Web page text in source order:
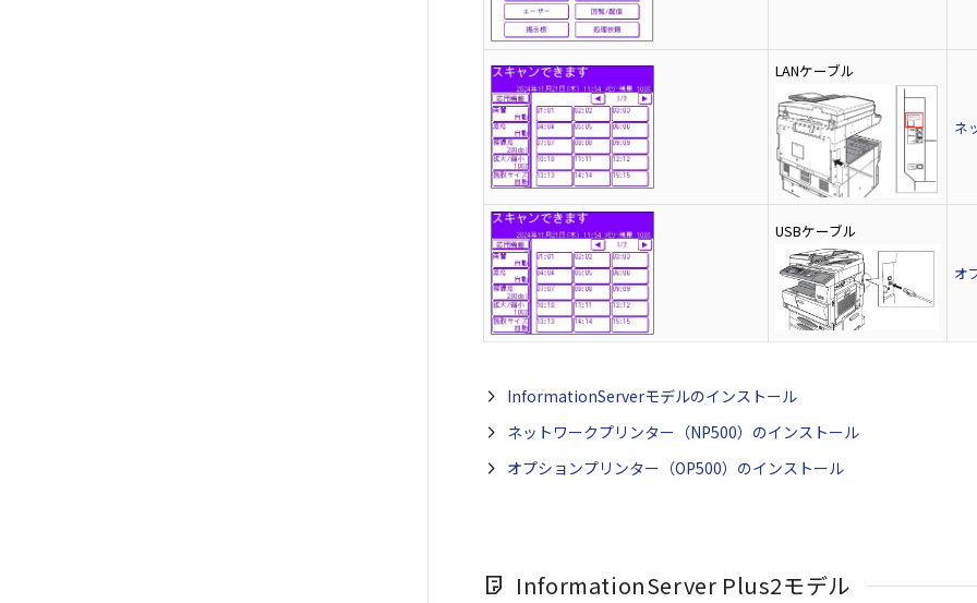
LANケーブル
ネ
USBケーブル
オ
InformationServerモデルのインストール
ネットワークプリンター（NP500）のインストール
オプションプリンター（OP500）のインストール
InformationServer Plus2モデル